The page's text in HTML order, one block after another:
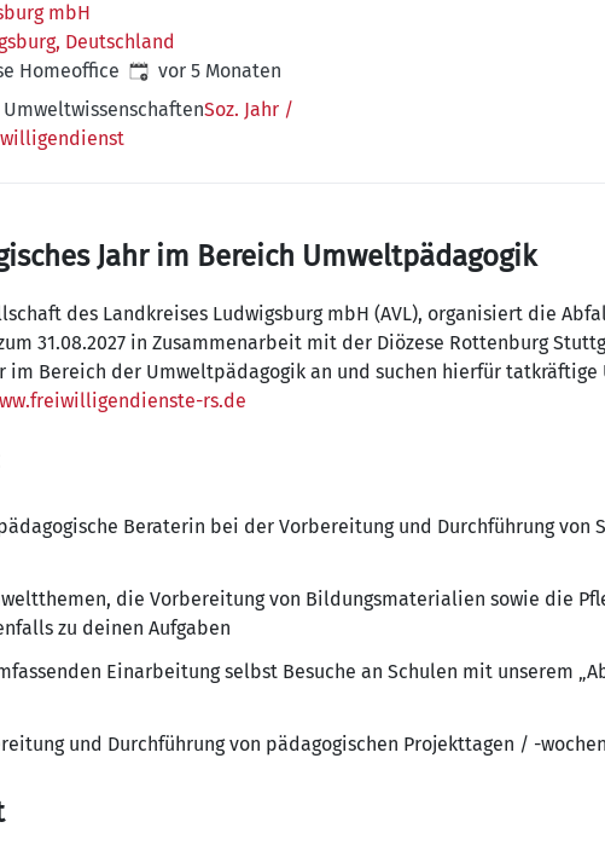
mbH
Deutschland
Homeoffice Veröffentlicht:
vor 5 Monaten
Soz. Jahr /
Jahr im Bereich Umweltpädagogik
des Landkreises Ludwigsburg mbH (AVL), organisiert die
31.08.2027 in Zusammenarbeit mit der Diözese Rottenburg
im Bereich der Umweltpädagogik an und suchen hierfür tatkräftige
rs.de
Beraterin bei der Vorbereitung und Durchführung von
die Vorbereitung von Bildungsmaterialien sowie die
zu deinen Aufgaben
Einarbeitung selbst Besuche an Schulen mit unserem
und Durchführung von pädagogischen Projekttagen / -